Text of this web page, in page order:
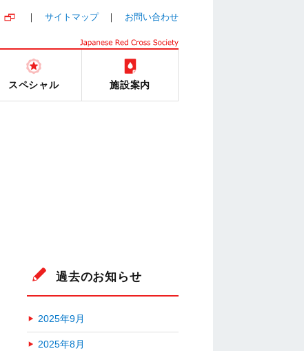
サイトマップ お問い合わせ
スペシャル 施設案内
過去のお知らせ
2025年9月
2025年8月